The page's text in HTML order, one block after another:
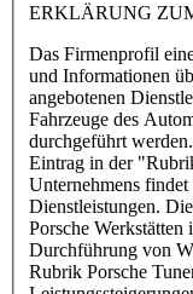
ERKLÄRUNG
Das Firmenprofil
und Informationen
angebotenen
Fahrzeuge des
durchgeführt
Eintrag in der
Unternehmens
Dienstleistungen.
Porsche
Durchführung von
Rubrik Porsche